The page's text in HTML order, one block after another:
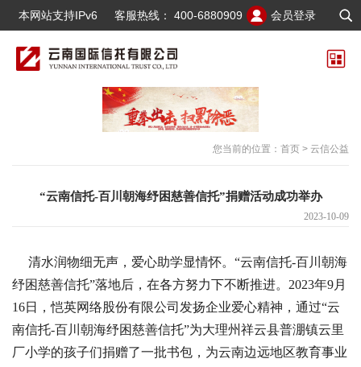
会员登录
客服热线： 400-6880909
本网站支持IPv6
您当前的位置： 首页 > 云信公益
“云南信托-百川朝海纾困慈善信托”捐赠活动成功举办
2023-10-09
清水润物细无声，爱心助学显情怀。“云南信托-百川朝海
纾困慈善信托”落地后，在各方努力下不断推进。2023年9月
16日，恺英网络股份有限公司发扬企业爱心精神，通过“云
南信托-百川朝海纾困慈善信托”为大理州祥云县普淜镇云里
厂小学的孩子们捐赠了一批书包，为云南边远地区教育事业